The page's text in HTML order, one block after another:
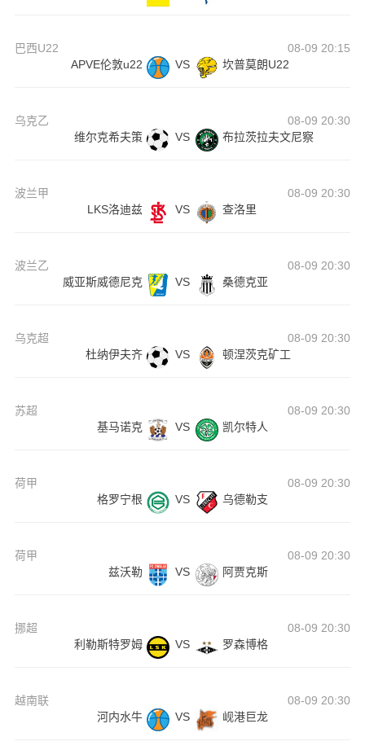
巴西U22
08-09 20:15
APVE伦敦u22
VS 坎普莫朗U22
乌克乙
08-09 20:30
维尔克希夫策
VS 布拉茨拉夫文尼察
波兰甲
08-09 20:30
LKS洛迪兹
VS 查洛里
波兰乙
08-09 20:30
威亚斯威德尼克
VS 桑德克亚
乌克超
08-09 20:30
杜纳伊夫齐
VS 顿涅茨克矿工
苏超
08-09 20:30
基马诺克
VS 凯尔特人
荷甲
08-09 20:30
格罗宁根
VS 乌德勒支
荷甲
08-09 20:30
兹沃勒
VS 阿贾克斯
挪超
08-09 20:30
利勒斯特罗姆
VS 罗森博格
越南联
08-09 20:30
河内水牛
VS 岘港巨龙